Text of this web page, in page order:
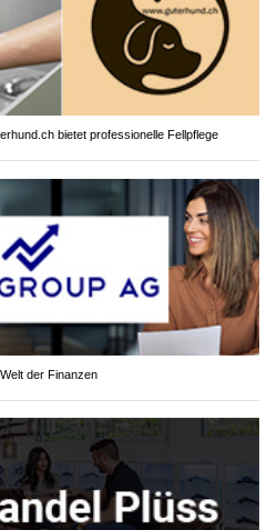
bietet professionelle Fellpflege
der Finanzen